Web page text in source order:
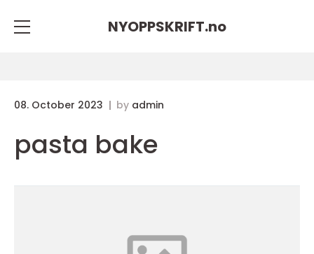
NYOPPSKRIFT.no
08. October 2023 by admin
pasta bake